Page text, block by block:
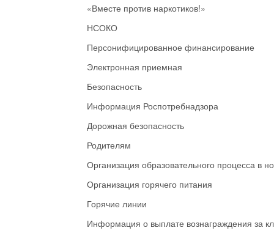
«Вместе против наркотиков!»
НСОКО
Персонифицированное финансирование
Электронная приемная
Безопасность
Информация Роспотребнадзора
Дорожная безопасность
Родителям
Организация образовательного процесса в
Организация горячего питания
Горячие линии
Информация о выплате вознаграждения за